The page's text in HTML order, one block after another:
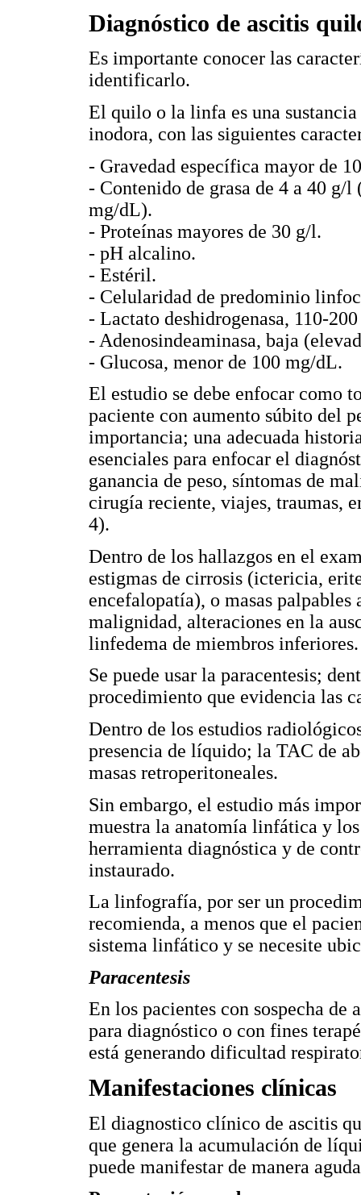
Diagnóstico de ascitis
Es importante conocer las
identificarlo.
El quilo o la linfa es una
inodora, con las siguientes
- Gravedad específica mayor de
- Contenido de grasa de 4 a 40 g/
mg/dL).
- Proteínas mayores de 30 g/l.
- pH alcalino.
- Estéril.
- Celularidad de predominio
- Lactato deshidrogenasa, 110-
- Adenosindeaminasa, baja
- Glucosa, menor de 100 mg/dL.
El estudio se debe enfocar como
paciente con aumento súbito del
importancia; una adecuada
esenciales para enfocar el
ganancia de peso, síntomas de
cirugía reciente, viajes, traumas,
4).
Dentro de los hallazgos en el
estigmas de cirrosis (ictericia,
encefalopatía), o masas
malignidad, alteraciones en la
linfedema de miembros inferiores.
Se puede usar la paracentesis;
procedimiento que evidencia las
Dentro de los estudios
presencia de líquido; la TAC de
masas retroperitoneales.
Sin embargo, el estudio más
muestra la anatomía linfática y
herramienta diagnóstica y de
instaurado.
La linfografía, por ser un
recomienda, a menos que el
sistema linfático y se necesite
Paracentesis
En los pacientes con sospecha de
para diagnóstico o con fines
está generando dificultad
Manifestaciones clínicas
El diagnostico clínico de ascitis
que genera la acumulación de
puede manifestar de manera